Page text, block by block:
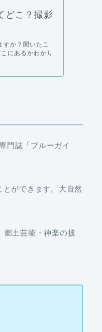
どこ？撮影
か？聞いたこ
にあるかわかり
門誌「ブルーガイ
ができます。大自然
郷土芸能・神楽の披